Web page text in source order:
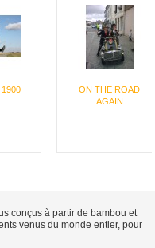
ON THE ROAD
AGAIN
conçus à partir de bambou et
venus du monde entier, pour